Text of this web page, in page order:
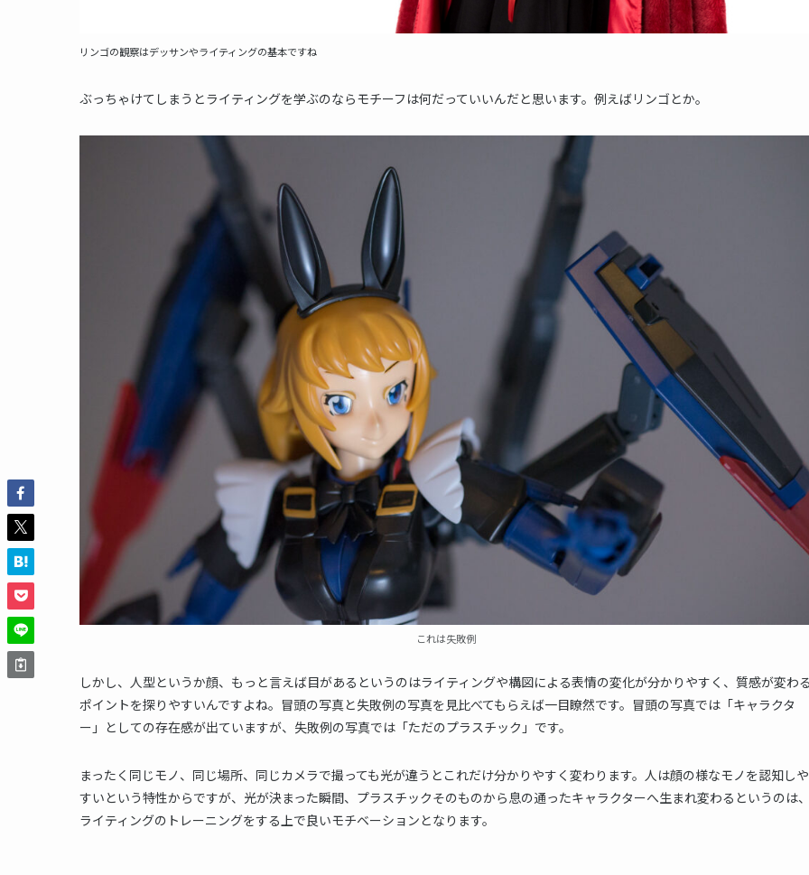
リンゴの観察はデッサンやライティングの基本ですね
ぶっちゃけてしまうとライティングを学ぶのならモチーフは何だっていいんだと思います。例えばリンゴとか。
これは失敗例
しかし、人型というか顔、もっと言えば目があるというのはライティングや構図による表情の変化が分かりやすく、質感が変わ
ポイントを探りやすいんですよね。冒頭の写真と失敗例の写真を見比べてもらえば一目瞭然です。冒頭の写真では「キャラクタ
ー」としての存在感が出ていますが、失敗例の写真では「ただのプラスチック」です。
まったく同じモノ、同じ場所、同じカメラで撮っても光が違うとこれだけ分かりやすく変わります。人は顔の様なモノを認知しや
すいという特性からですが、光が決まった瞬間、プラスチックそのものから息の通ったキャラクターへ生まれ変わるというのは
ライティングのトレーニングをする上で良いモチベーションとなります。